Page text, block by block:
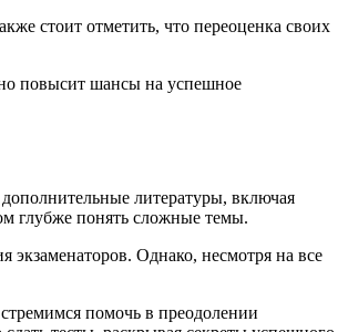
стоит отметить, что переоценка своих
повысит шансы на успешное
литературы, включая
глубже понять сложные темы.
экзаменаторов. Однако, несмотря на все
помочь в преодолении